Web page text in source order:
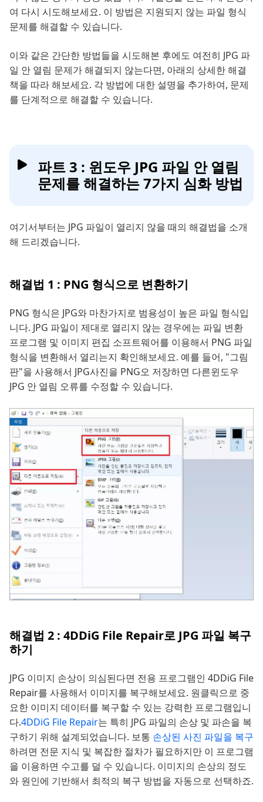
여 다시 시도해보세요. 이 방법은 지원되지 않는 파일 형식
문제를 해결할 수 있습니다.
이와 같은 간단한 방법들을 시도해본 후에도 여전히 JPG 파
일 안 열림 문제가 해결되지 않는다면, 아래의 상세한 해결
책을 따라 해보세요. 각 방법에 대한 설명을 추가하여, 문제
를 단계적으로 해결할 수 있습니다.
파트 3 : 윈도우 JPG 파일 안 열림
문제를 해결하는 7가지 심화 방법
여기서부터는 JPG 파일이 열리지 않을 때의 해결법을 소개
해 드리겠습니다.
해결법 1 : PNG 형식으로 변환하기
PNG 형식은 JPG와 마찬가지로 범용성이 높은 파일 형식입
니다. JPG 파일이 제대로 열리지 않는 경우에는 파일 변환
프로그램 및 이미지 편집 소프트웨어를 이용해서 PNG 파일
형식을 변환해서 열리는지 확인해보세요. 예를 들어, "그림
판"을 사용해서 JPG사진을 PNG오 저장하면 다른윈도우
JPG 안 열림 오류를 수정할 수 있습니다.
해결법 2 : 4DDiG File Repair로 JPG 파일 복구
하기
JPG 이미지 손상이 의심된다면 전용 프로그램인 4DDiG File
Repair를 사용해서 이미지를 복구해보세요. 원클릭으로 중
요한 이미지 데이터를 복구할 수 있는 강력한 프로그램입니
다.4DDiG File Repair는 특히 JPG 파일의 손상 및 파손을 복
구하기 위해 설계되었습니다. 보통 손상된 사진 파일을 복구
하려면 전문 지식 및 복잡한 절차가 필요하지만 이 프로그램
을 이용하면 수고를 덜 수 있습니다. 이미지의 손상의 정도
와 원인에 기반해서 최적의 복구 방법을 자동으로 선택하죠.